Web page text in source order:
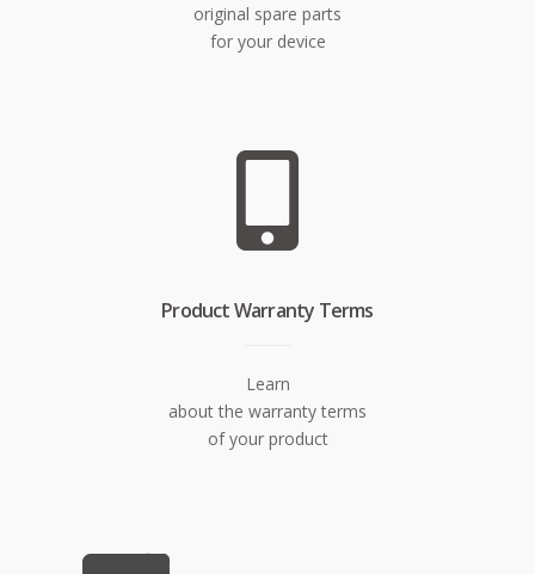
original spare parts
for your device
Product Warranty Terms
Learn
about the warranty terms
of your product